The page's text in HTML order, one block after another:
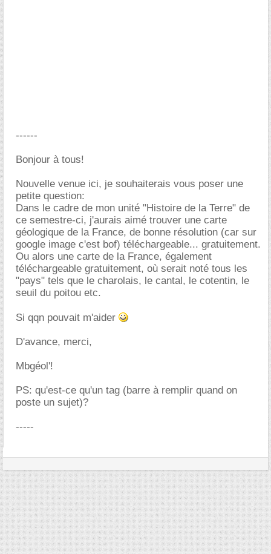
------
Bonjour à tous!
Nouvelle venue ici, je souhaiterais vous poser une
petite question:
Dans le cadre de mon unité "Histoire de la Terre" de
ce semestre-ci, j'aurais aimé trouver une carte
géologique de la France, de bonne résolution (car sur
google image c'est bof) téléchargeable... gratuitement.
Ou alors une carte de la France, également
téléchargeable gratuitement, où serait noté tous les
"pays" tels que le charolais, le cantal, le cotentin, le
seuil du poitou etc.
Si qqn pouvait m'aider
D'avance, merci,
Mbgéol'!
PS: qu'est-ce qu'un tag (barre à remplir quand on
poste un sujet)?
-----